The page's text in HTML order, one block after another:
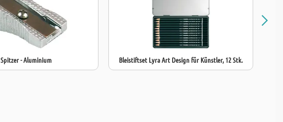
Spitzer - Aluminium Bleistiftset Lyra Art Design für Künstler, 12 Stk.